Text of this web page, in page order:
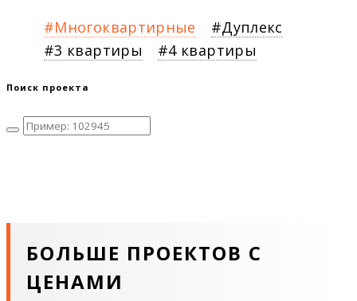
Многоквартирные
Дуплекс
3 квартиры
4 квартиры
Поиск проекта
БОЛЬШЕ ПРОЕКТОВ С
ЦЕНАМИ